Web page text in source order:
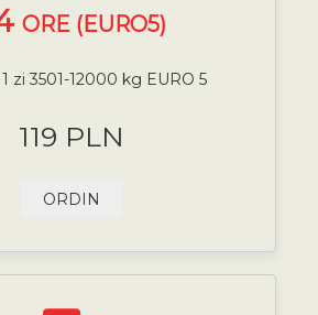
ORE (EURO5)
zi 3501-12000 kg EURO 5
119 PLN
ORDIN